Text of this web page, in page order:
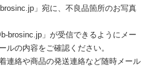
」宛に、不良品箇所のお写真
brosinc.jp」が受信できるようにメー
ルの内容をご確認ください。
連絡や商品の発送連絡など随時メール